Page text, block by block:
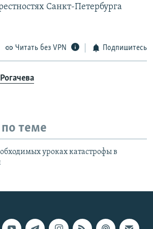
Санкт-Петербурга
Читать без VPN Подпишитесь
теме
уроках катастрофы в